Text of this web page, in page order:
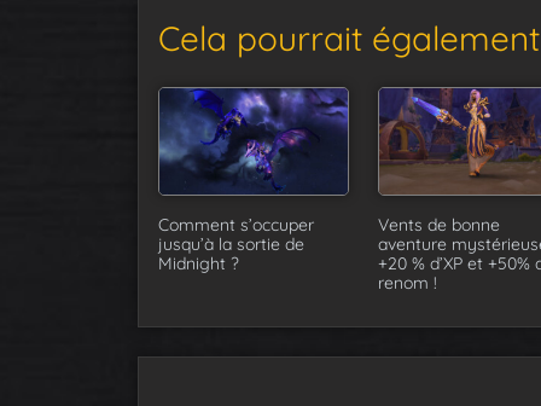
Cela pourrait
Comment s’occuper
jusqu’à la sortie de
Midnight ?
Vents de bonne
aventure
+20 % d’XP et +50%
renom !